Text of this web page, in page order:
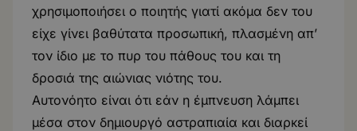
χρησιμοποιήσει ο ποιητής γιατί ακόμα δεν του
είχε γίνει βαθύτατα προσωπική, πλασμένη απ’
τον ίδιο με το πυρ του πάθους του και τη
δροσιά της αιώνιας νιότης του.
Αυτονόητο είναι ότι εάν η έμπνευση λάμπει
μέσα στον δημιουργό αστραπιαία και διαρκεί